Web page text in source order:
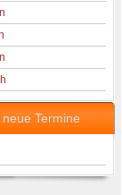
neue Termine